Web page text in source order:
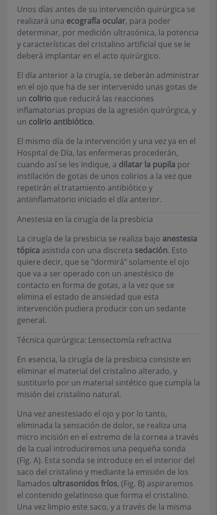
Unos días antes de su intervención quirúrgica se
realizará una ecografía ocular, para poder
determinar, por medición ultrasónica, la potencia
y características del cristalino artificial que se le
deberá implantar en el acto quirúrgico.
El día anterior a la cirugía, se deberán administrar
en el ojo que ha de ser intervenido unas gotas de
un colirio que reducirá las reacciones
inflamatorias propias de la agresión quirúrgica, y
un colirio antibiótico.
El mismo día de la intervención y una vez ya en el
Hospital de Día, las enfermeras procederán,
cuando así se les indique, a dilatar la pupila por
instilación de gotas de unos colirios a la vez que
repetirán el tratamiento antibiótico y
antiinflamatorio iniciado el día anterior.
Anestesia en la cirugía de la presbicia
La cirugía de la presbicia se realiza bajo anestesia
tópica asistida con una discreta sedación. Esto
quiere decir, que se "dormirá" solamente el ojo
que va a ser operado con un anestésico de
contacto en forma de gotas, a la vez que se
elimina el estado de ansiedad que esta
intervención pudiera producir con un sedante
general.
Técnica quirúrgica: Lensectomía refractiva
En esencia, la cirugía de la presbicia consiste en
eliminar el material del cristalino alterado, y
sustituirlo por un material sintético que cumpla la
misión del cristalino natural.
Una vez anestesiado el ojo y por lo tanto,
eliminada la sensación de dolor, se realiza una
micro incisión en el extremo de la cornea a través
de la cual introduciremos una pequeña sonda
(Fig. A). Esta sonda se introduce en el interior del
saco del cristalino y mediante la emisión de los
llamados ultrasonidos fríos, (Fig. B) aspiraremos
el contenido gelatinoso que forma el cristalino.
Una vez limpio este saco, y a través de la misma